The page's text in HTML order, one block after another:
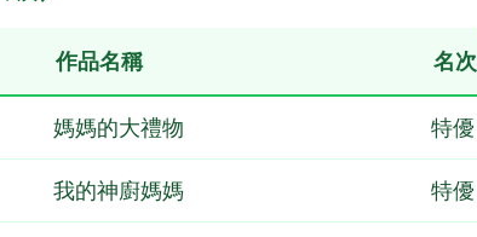
作品名稱 名次
媽媽的大禮物 特優
我的神廚媽媽 特優